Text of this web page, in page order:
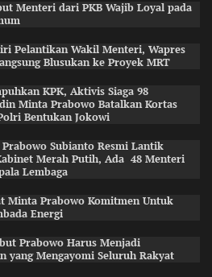
Menteri dari PKB Wajib Loyal pada
Pelantikan Wakil Menteri, Wapres
Blusukan ke Proyek MRT
KPK, Aktivis Siaga 98
Minta Prabowo Batalkan Kortas
Bentukan Jokowi
Prabowo Subianto Resmi Lantik
Merah Putih, Ada 48 Menteri
Lembaga
Minta Prabowo Komitmen Untuk
Energi
Prabowo Harus Menjadi
yang Mengayomi Seluruh Rakyat